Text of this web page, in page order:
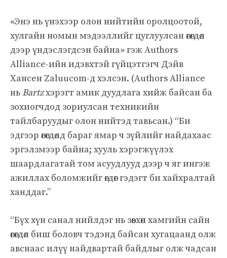
«Энэ нь үнэхээр олон нийтийн оролцоотой,
хулгайн номын мэдээллийг цуглуулсан өгөгдөл
дээр үндэслэгдсэн байна» гэж Authors
Alliance-ийн идэвхтэй гүйцэтгэгч Дэйв
Хансен Zaluucom-д хэлсэн. (Authors Alliance
нь Bartzхэрэгт амик дуудлага хийж байсан ба
зохиогчдод зориулсан техникийн
тайлбаруудыг олон нийтэд тавьсан.) “Би
эдгээр өгөгдөлд бараг ямар ч зүйлийг найдахаас
эргэлзмээр байна; хууль хэрэгжүүлэх
шаардлагатай том асуудлууд дээр ч яг ингэж
ажиллах боломжийг өгдөг гэдэгт би хайхралтай
ханддаг.”
“Бүх хүн санал нийлдэг нь зөвхөн хамгийн сайн
өгөгдөл биш боловч тэдэнд байсан хугацаанд олж
авснаас илүү найдвартай байдлыг олж чадсан